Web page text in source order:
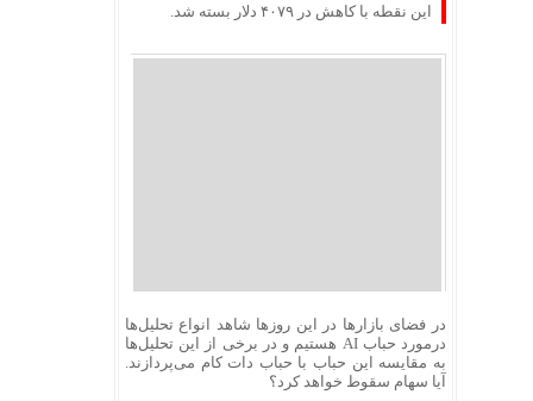
این نقطه با کاهش در ۴۰۷۹ دلار بسته شد.
در فضای بازارها در این روزها شاهد انواع تحلیل‌ها
درمورد حباب AI هستیم و در برخی از این تحلیل‌ها
به مقایسه این حباب با حباب دات کام می‌پردازند.
آیا سهام سقوط خواهد کرد؟